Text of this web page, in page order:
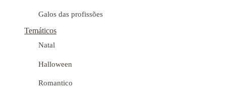
Galos das profissões
Temáticos
Natal
Halloween
Romantico